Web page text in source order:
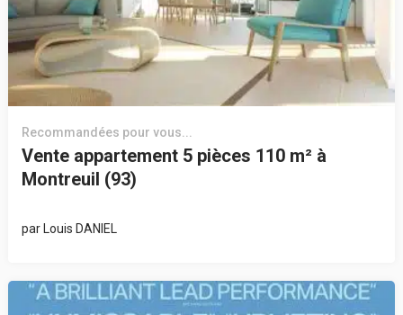
Recommandées pour vous...
Vente appartement 5 pièces 110 m² à
Montreuil (93)
par Louis DANIEL